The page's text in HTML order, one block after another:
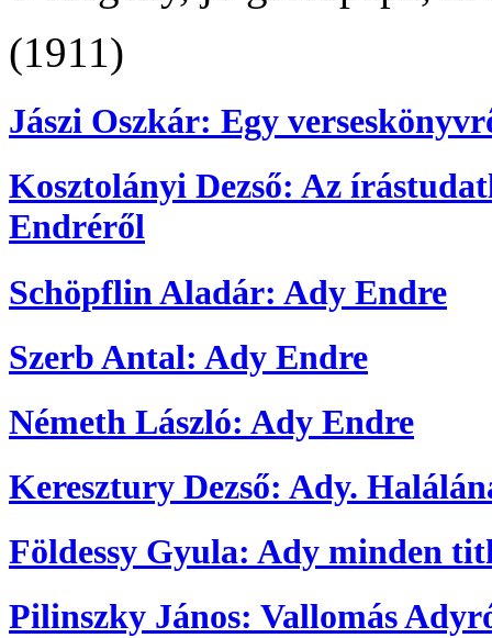
(1911)
Jászi Oszkár: Egy
Kosztolányi Dezső: Az
Endréről
Schöpflin Aladár: Ady Endre
Szerb Antal: Ady Endre
Németh László: Ady Endre
Keresztury Dezső: Ady.
Földessy Gyula: Ady minden
Pilinszky János: Vallomás